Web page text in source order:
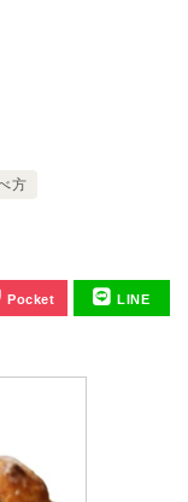
方
Pocket LINE